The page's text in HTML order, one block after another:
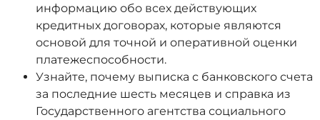
информацию обо всех действующих
кредитных договорах, которые являются
основой для точной и оперативной оценки
платежеспособности.
Узнайте, почему выписка с банковского счета
за последние шесть месяцев и справка из
Государственного агентства социального